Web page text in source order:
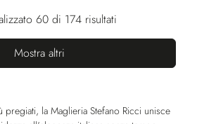
60 di 174 risultati
Mostra altri
pregiati, la Maglieria Stefano Ricci unisce